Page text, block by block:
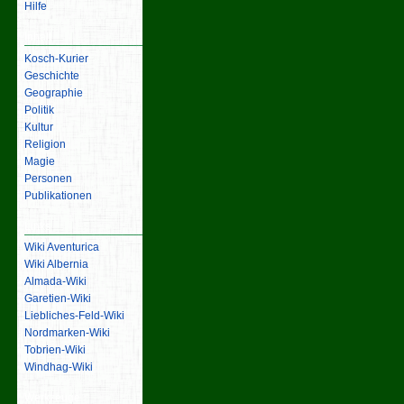
Hilfe
Kosch-Kurier
Geschichte
Geographie
Politik
Kultur
Religion
Magie
Personen
Publikationen
Wiki Aventurica
Wiki Albernia
Almada-Wiki
Garetien-Wiki
Liebliches-Feld-Wiki
Nordmarken-Wiki
Tobrien-Wiki
Windhag-Wiki